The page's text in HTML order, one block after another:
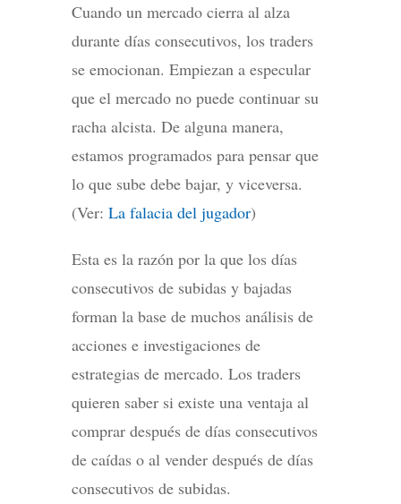
Cuando un mercado cierra al alza
durante días consecutivos, los traders
se emocionan. Empiezan a especular
que el mercado no puede continuar su
racha alcista. De alguna manera,
estamos programados para pensar que
lo que sube debe bajar, y viceversa.
(Ver: La falacia del jugador)
Esta es la razón por la que los días
consecutivos de subidas y bajadas
forman la base de muchos análisis de
acciones e investigaciones de
estrategias de mercado. Los traders
quieren saber si existe una ventaja al
comprar después de días consecutivos
de caídas o al vender después de días
consecutivos de subidas.